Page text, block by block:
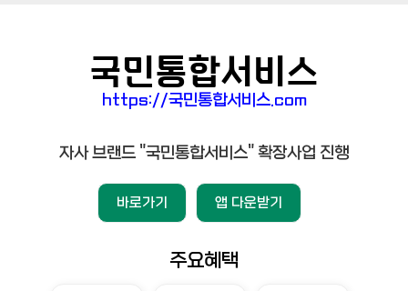
국민통합서비스
https://국민통합서비스.com
자사 브랜드 "국민통합서비스" 확장사업 진행
바로가기 앱 다운받기
주요혜택